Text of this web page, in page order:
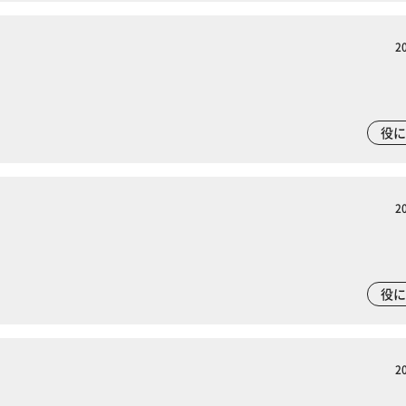
役
役